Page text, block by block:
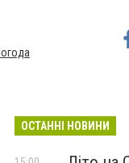
ОСТАННІ НОВИНИ